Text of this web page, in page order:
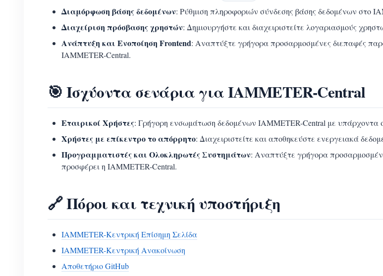
Διαμόρφωση βάσης δεδομένων: Ρύθμιση πληροφοριών σύνδεσης βάσης δεδομένων στο
Διαχείριση πρόσβασης χρηστών: Δημιουργήστε και διαχειριστείτε λογαριασμούς
Ανάπτυξη και Ενοποίηση Frontend: Αναπτύξτε γρήγορα προσαρμοσμένες διεπαφές
IAMMETER-Central.
🎯 Ισχύοντα σενάρια για IAMMETER-Central
Εταιρικοί Χρήστες: Γρήγορη ενσωμάτωση δεδομένων IAMMETER-Central με υπάρχοντα
Χρήστες με επίκεντρο το απόρρητο: Διαχειριστείτε και αποθηκεύστε ενεργειακά
Προγραμματιστές και Ολοκληρωτές Συστημάτων: Αναπτύξτε γρήγορα
προσφέρει η IAMMETER-Central.
🔗 Πόροι και τεχνική υποστήριξη
IAMMETER-Κεντρική Επίσημη Σελίδα
IAMMETER-Κεντρική Ανακοίνωση
Αποθετήριο GitHub